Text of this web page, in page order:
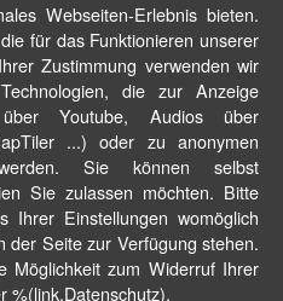
Webseiten-Erlebnis bieten.
für das Funktionieren unserer
Zustimmung verwenden wir
die zur Anzeige
Youtube, Audios über
...) oder zu anonymen
Sie können selbst
Sie zulassen möchten. Bitte
Einstellungen womöglich
der Seite zur Verfügung stehen.
Möglichkeit zum Widerruf Ihrer
%(link.Datenschutz).